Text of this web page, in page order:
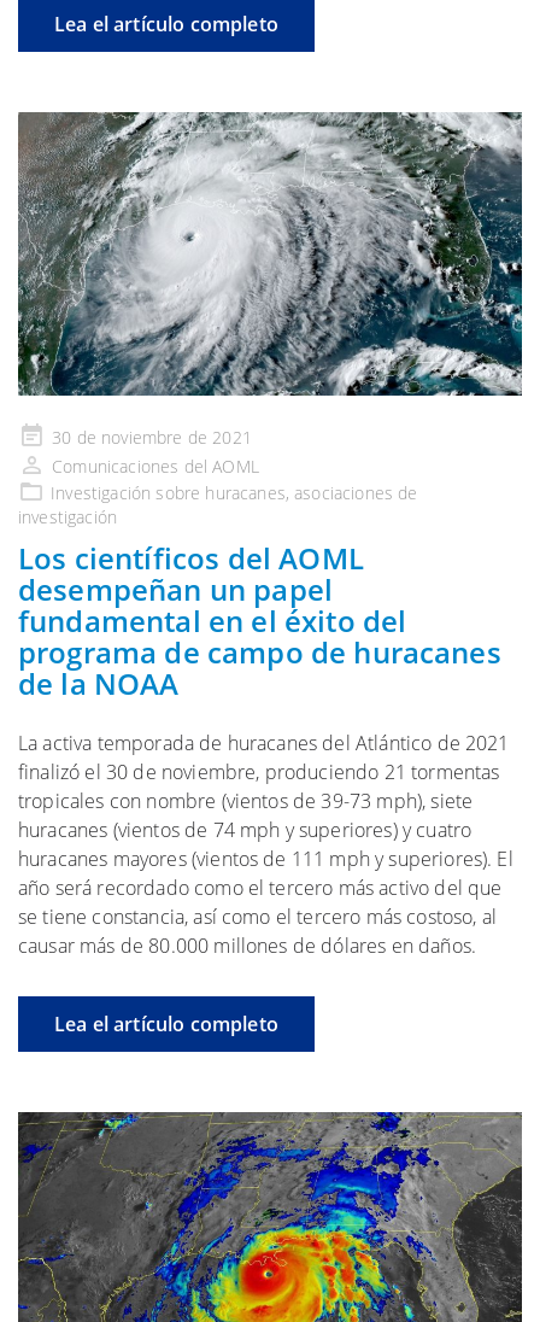
Lea el artículo completo
Publicado
en
30 de noviembre de 2021
Comunicaciones del AOML
Investigación sobre huracanes,asociaciones de
investigación
Los científicos del AOML
desempeñan un papel
fundamental en el éxito del
programa de campo de huracanes
de la NOAA
La activa temporada de huracanes del Atlántico de 2021
finalizó el 30 de noviembre, produciendo 21 tormentas
tropicales con nombre (vientos de 39-73 mph), siete
huracanes (vientos de 74 mph y superiores) y cuatro
huracanes mayores (vientos de 111 mph y superiores). El
año será recordado como el tercero más activo del que
se tiene constancia, así como el tercero más costoso, al
causar más de 80.000 millones de dólares en daños.
Lea el artículo completo